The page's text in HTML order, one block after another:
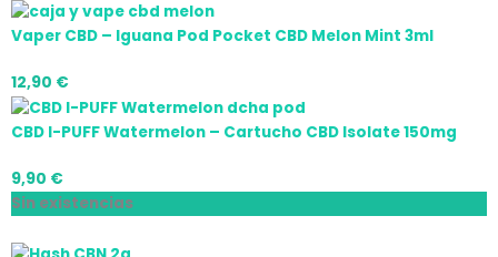
Vaper CBD – Iguana Pod Pocket CBD Melon Mint 3ml
12,90 €
CBD I-PUFF Watermelon – Cartucho CBD Isolate 150mg
9,90 €
Sin existencias